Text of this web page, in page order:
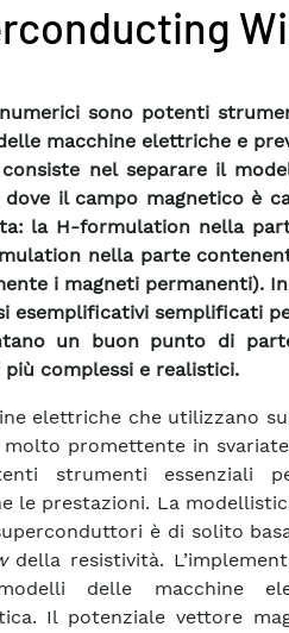
sono potenti
macchine elettriche e
nel separare il
dove il campo magnetico è
la H-formulation nella
nella parte
i magneti permanenti).
esemplificativi semplificati
un buon punto di
più complessi e realistici.
elettriche che utilizzano
molto promettente in
strumenti essenziali
le prestazioni. La
è di solito
della resistività.
delle macchine
Il potenziale vettore